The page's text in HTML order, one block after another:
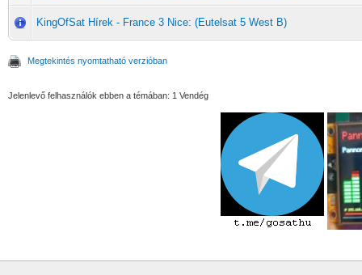
KingOfSat Hírek - France 3 Nice: (Eutelsat 5 West B)
Megtekintés nyomtatható verzióban
Jelenlevő felhasználók ebben a témában: 1 Vendég